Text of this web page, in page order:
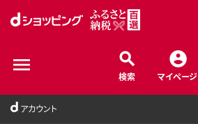
検索 マイページ
アカウント